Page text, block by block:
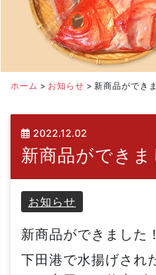
ホーム > お知らせ > 新商品ができ
2022.12.02
新商品ができま
お知らせ
新商品ができました！
下田港で水揚げされ